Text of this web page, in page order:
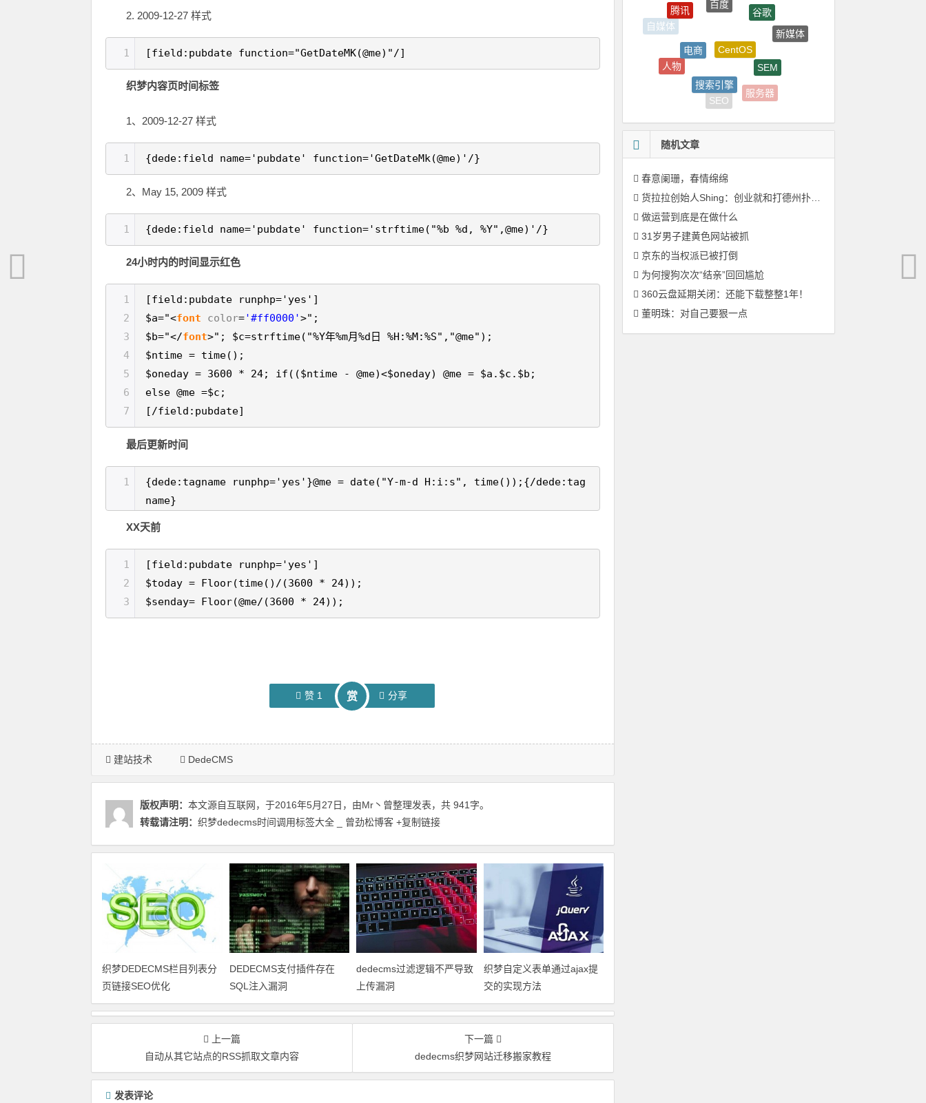
2. 2009-12-27 样式
1 [field:pubdate function="GetDateMK(@me)"/]
织梦内容页时间标签
1、2009-12-27 样式
1 {dede:field name='pubdate' function='GetDateMk(@me)'/}
2、May 15, 2009 样式
1 {dede:field name='pubdate' function='strftime("%b %d, %Y",@me)'/}
24小时内的时间显示红色
1
2
3
4
5
6
7
[field:pubdate runphp='yes']
$a="<font color='#ff0000'>";
$b="</font>"; $c=strftime("%Y年%m月%d日 %H:%M:%S","@me");
$ntime = time();
$oneday = 3600 * 24; if(($ntime - @me)<$oneday) @me = $a.$c.$b;
else @me =$c;
[/field:pubdate]
最后更新时间
1
{dede:tagname runphp='yes'}@me = date("Y-m-d H:i:s", time());{/dede:tag
name}
XX天前
1
2
3
[field:pubdate runphp='yes']
$today = Floor(time()/(3600 * 24));
$senday= Floor(@me/(3600 * 24));
赞 1 赏 分享
建站技术 DedeCMS
版权声明： 本文源自互联网，于2016年5月27日，由Mr丶曾整理发表，共 941字。
转载请注明： 织梦dedecms时间调用标签大全 _ 曾劲松博客 +复制链接
织梦DEDECMS栏目列表分
页链接SEO优化
DEDECMS支付插件存在
SQL注入漏洞
dedecms过滤逻辑不严导致
上传漏洞
织梦自定义表单通过ajax提
交的实现方法
上一篇
自动从其它站点的RSS抓取文章内容
下一篇
dedecms织梦网站迁移搬家教程
发表评论
自媒体
互联网
人物
CentOS
服务器
SEO
随机文章
春意阑珊，春情绵绵
货拉拉创始人Shing：创业就和打德州扑克一样，得沉住气
做运营到底是在做什么
31岁男子建黄色网站被抓
京东的当权派已被打倒
为何搜狗次次“结亲”回回尴尬
360云盘延期关闭：还能下载整整1年！
董明珠：对自己要狠一点